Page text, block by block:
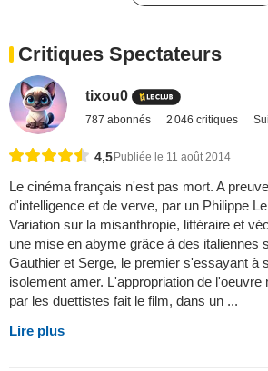
Critiques Spectateurs
tixou0
787 abonnés 2 046 critiques
4,5Publiée le 11 août 2014
Le cinéma français n'est pas mort. A
d'intelligence et de verve, par un Philippe
Variation sur la misanthropie, littéraire et
une mise en abyme grâce à des italiennes
Gauthier et Serge, le premier s'essayant à
isolement amer. L'appropriation de
par les duettistes fait le film, dans un ...
Lire plus